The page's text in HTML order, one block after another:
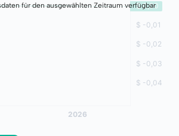
für den ausgewählten Zeitraum verfügbar